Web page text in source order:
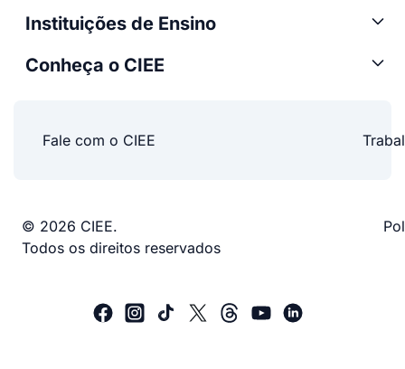
Instituições de Ensino
Conheça o CIEE
Fale com o CIEE
© 2026 CIEE.
Todos os direitos reservados